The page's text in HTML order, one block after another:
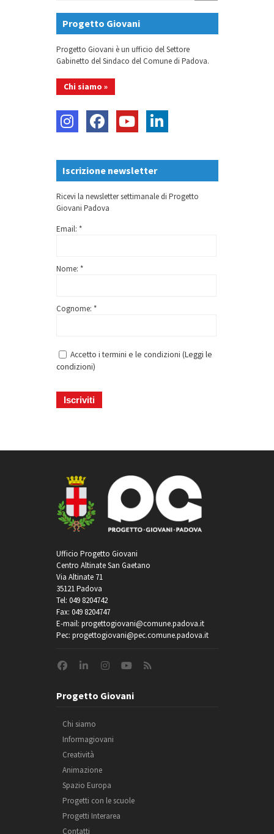
Progetto Giovani
Progetto Giovani è un ufficio del Settore
Gabinetto del Sindaco del Comune di Padova.
Chi siamo »
Iscrizione newsletter
Ricevi la newsletter settimanale di Progetto
Giovani Padova
Email: *
Nome: *
Cognome: *
Accetto i termini e le condizioni (Leggi le
condizioni)
Ufficio Progetto Giovani
Centro Altinate San Gaetano
Via Altinate 71
35121 Padova
Tel: 049 8204742
Fax: 049 8204747
E-mail: progettogiovani@comune.padova.it
Pec: progettogiovani@pec.comune.padova.it
Progetto Giovani
Chi siamo
Informagiovani
Creatività
Animazione
Spazio Europa
Progetti con le scuole
Progetti Interarea
Contatti